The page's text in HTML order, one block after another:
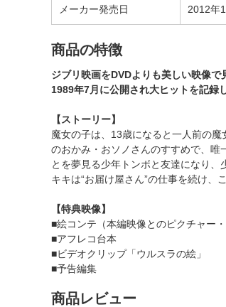
メーカー発売日 2012年
商品の特徴
ジブリ映画をDVDよりも美しい映像で
1989年7月に公開され大ヒットを記録
【ストーリー】
魔女の子は、13歳になると一人前の
のおかみ・おソノさんのすすめで、唯
とを夢見る少年トンボと友達になり
キキは“お届け屋さん”の仕事を続け、
【特典映像】
■絵コンテ（本編映像とのピクチャー・
■アフレコ台本
■ビデオクリップ「ウルスラの絵」
■予告編集
商品レビュー